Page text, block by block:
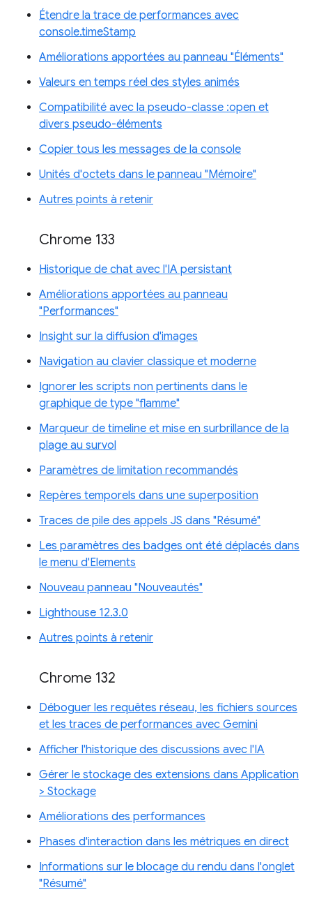
Étendre la trace de performances avec
console.timeStamp
Améliorations apportées au panneau "Éléments"
Valeurs en temps réel des styles animés
Compatibilité avec la pseudo-classe :open et
divers pseudo-éléments
Copier tous les messages de la console
Unités d'octets dans le panneau "Mémoire"
Autres points à retenir
Chrome 133
Historique de chat avec l'IA persistant
Améliorations apportées au panneau
"Performances"
Insight sur la diffusion d'images
Navigation au clavier classique et moderne
Ignorer les scripts non pertinents dans le
graphique de type "flamme"
Marqueur de timeline et mise en surbrillance de la
plage au survol
Paramètres de limitation recommandés
Repères temporels dans une superposition
Traces de pile des appels JS dans "Résumé"
Les paramètres des badges ont été déplacés dans
le menu d'Elements
Nouveau panneau "Nouveautés"
Lighthouse 12.3.0
Autres points à retenir
Chrome 132
Déboguer les requêtes réseau, les fichiers sources
et les traces de performances avec Gemini
Afficher l'historique des discussions avec l'IA
Gérer le stockage des extensions dans Application
> Stockage
Améliorations des performances
Phases d'interaction dans les métriques en direct
Informations sur le blocage du rendu dans l'onglet
"Résumé"